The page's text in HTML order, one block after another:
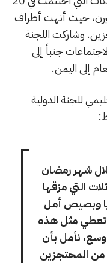
بيرن، حيث أنهت أطراف
وشاركت اللجنة
جنباً إلى
إلى اليمن.
للجنة الدولية
شهر رمضان
التي مزقها
وبصيص أمل
تعطي مثل هذه
نأمل بأن
من المحتجزين